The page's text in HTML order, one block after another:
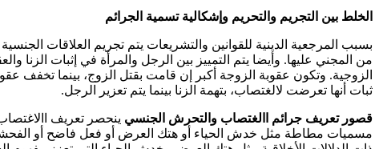
الخلط بين التجريم والتحريم وإشكالية تسمية الجرائم
بسبب المرجعية الدينية للقوانين والتشريعات يتم تجريم العلاقات
من المجني عليها. وأيضا يتم التمييز بين الرجل والمرأة في إثبات الزنا
الزوجية. وتكون عقوبة الزوجة أكبر إن قامت بقتل الزوج، بينما
ثبات أنها تعرضت لالغتصاب، بتهمة الزنا بينما يتم تعزير الرجل.
قصور تعريف جرائم االغتصاب والتحرش الجنسي ينحصر تعريف
مسميات مطاطة مثل خدش الحياء أو هتك العرض أو فعل فاضح أو